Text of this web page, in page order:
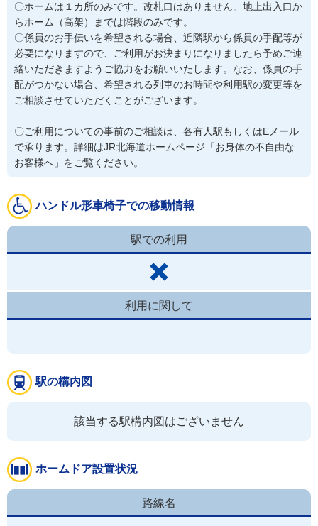
〇ホームは１カ所のみです。改札口はありません。地上出入口か
らホーム（高架）までは階段のみです。
〇係員のお手伝いを希望される場合、近隣駅から係員の手配等が
必要になりますので、ご利用がお決まりになりましたら予めご連
絡いただきますようご協力をお願いいたします。なお、係員の手
配がつかない場合、希望される列車のお時間や利用駅の変更等を
〇ご利用についての事前のご相談は、各有人駅もしくはEメール
で承ります。詳細はJR北海道ホームページ「お身体の不自由な
お客様へ」をご覧ください。
ハンドル形車椅子での移動情報
駅での利用
利用に関して
駅の構内図
該当する駅構内図はございません
ホームドア設置状況
路線名